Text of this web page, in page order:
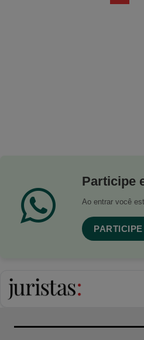
Participe
Ao entrar você